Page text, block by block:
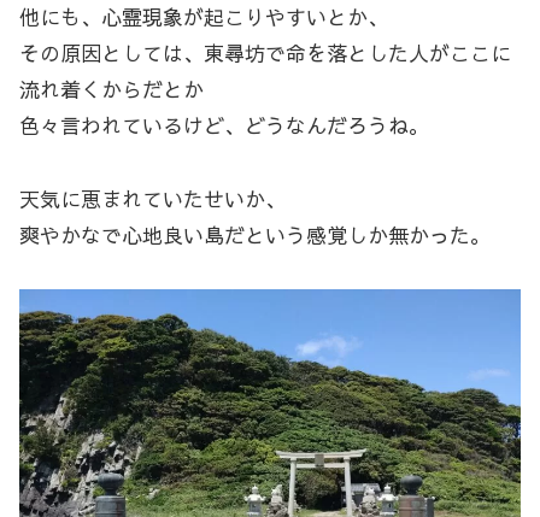
他にも、心霊現象が起こりやすいとか、
その原因としては、東尋坊で命を落とした人がここに
流れ着くからだとか
色々言われているけど、どうなんだろうね。
天気に恵まれていたせいか、
爽やかなで心地良い島だという感覚しか無かった。